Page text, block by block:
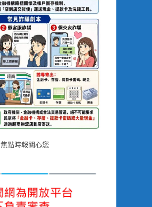
焦點時報關心您